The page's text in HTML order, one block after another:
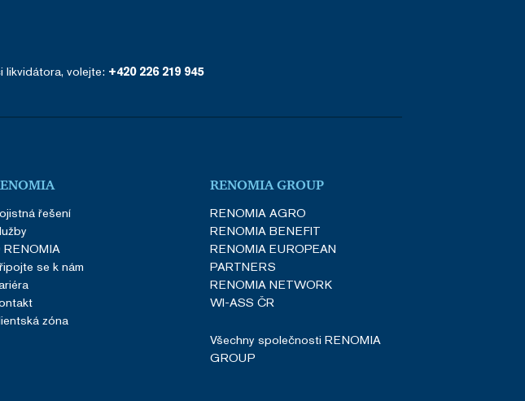
likvidátora, volejte: +420 226 219 945
řešení
RENOMIA
se k nám
zóna
RENOMIA GROUP
RENOMIA AGRO
RENOMIA BENEFIT
RENOMIA EUROPEAN
PARTNERS
RENOMIA NETWORK
WI-ASS ČR
Všechny společnosti RENOMIA
GROUP